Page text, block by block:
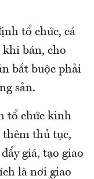
tổ chức, cá
bán, cho
bắt buộc phải
sản.
tổ chức kinh
thủ tục,
giá, tạo giao
là nơi giao